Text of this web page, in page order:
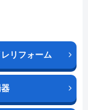
レリフォーム